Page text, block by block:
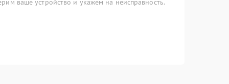
ваше устройство и укажем на неисправность.